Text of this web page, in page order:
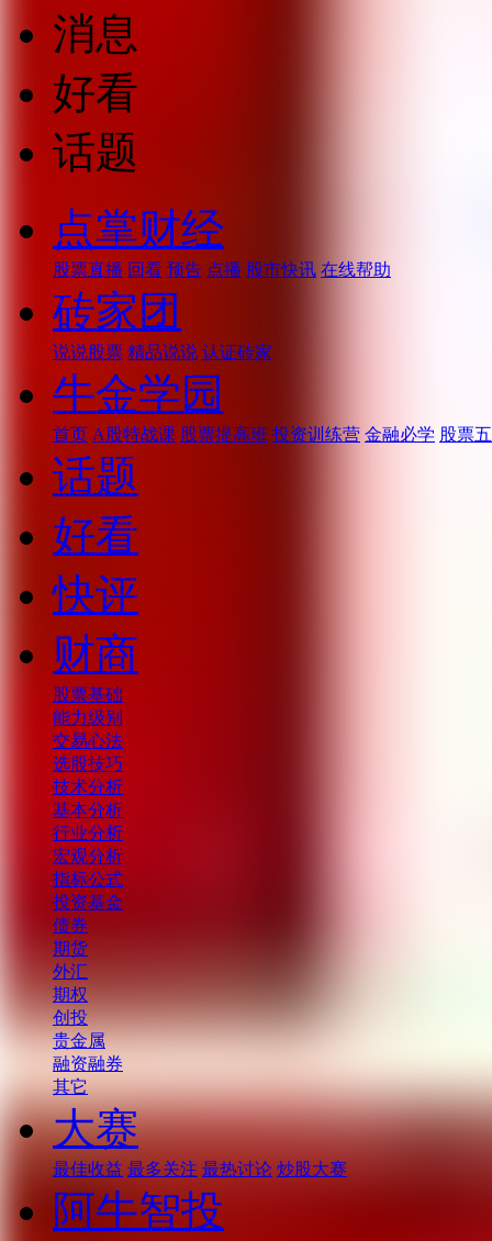
消息
好看
话题
点掌财经
股票直播 回看 预告 点播 股市快讯 在线帮助
砖家团
说说股票 精品说说 认证砖家
牛金学园
首页 A股特战课 股票提高班 投资训练营 金融必学 股票
话题
好看
快评
财商
股票基础
能力级别
交易心法
选股技巧
技术分析
基本分析
行业分析
宏观分析
指标公式
投资基金
债券
期货
外汇
期权
创投
贵金属
融资融券
其它
大赛
最佳收益 最多关注 最热讨论 炒股大赛
阿牛智投